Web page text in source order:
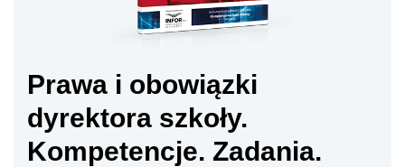
Prawa i obowiązki
dyrektora szkoły.
Kompetencje. Zadania.